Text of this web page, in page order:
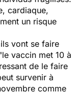
cardiaque,
un risque
vont se faire
le vaccin met 10 à
de le faire
survenir à
comme